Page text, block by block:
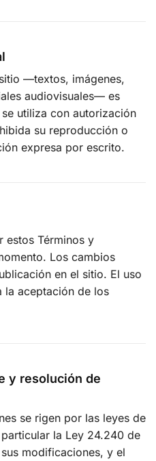
—textos, imágenes,
audiovisuales— es
utiliza con autorización
su reproducción o
expresa por escrito.
estos Términos y
Los cambios
en el sitio. El uso
la aceptación de los
y resolución de
se rigen por las leyes de
la Ley 24.240 de
modificaciones, y el